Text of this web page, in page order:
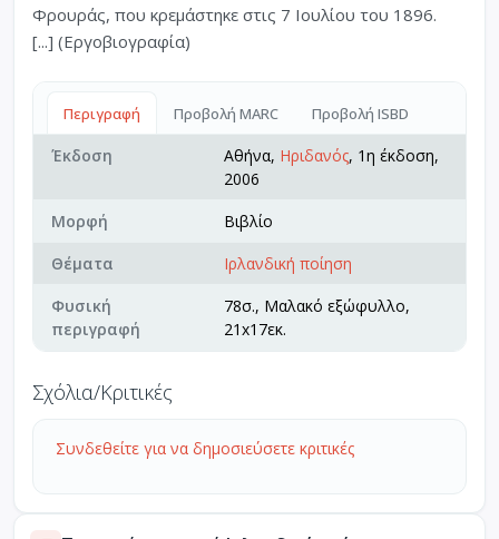
Φρουράς, που κρεμάστηκε στις 7 Ιουλίου του 1896.
[...] (Εργοβιογραφία)
Περιγραφή Προβολή MARC Προβολή ISBD
Έκδοση Αθήνα, Ηριδανός, 1η έκδοση,
2006
Μορφή
Βιβλίο
Θέματα
Ιρλανδική ποίηση
Φυσική
περιγραφή
78σ., Μαλακό εξώφυλλο,
21x17εκ.
Σχόλια/Κριτικές
Συνδεθείτε για να δημοσιεύσετε κριτικές